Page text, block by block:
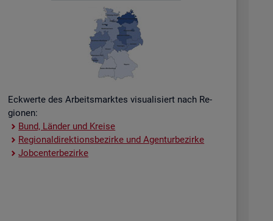
Eck­wer­te des Ar­beits­mark­tes vi­sua­li­siert nach Re­
gio­nen:
Bund, Län­der und Krei­se
Re­gio­nal­di­rek­ti­ons­be­zir­ke und Agen­tur­be­zir­ke
Job­cent­er­be­zir­ke